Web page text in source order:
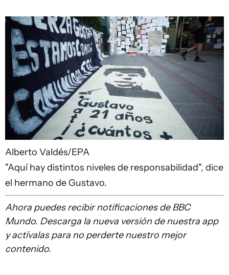
Alberto Valdés/EPA
"Aquí hay distintos niveles de responsabilidad", dice
el hermano de Gustavo.
Ahora puedes recibir notificaciones de BBC
Mundo. Descarga la nueva versión de nuestra app
y actívalas para no perderte nuestro mejor
contenido.